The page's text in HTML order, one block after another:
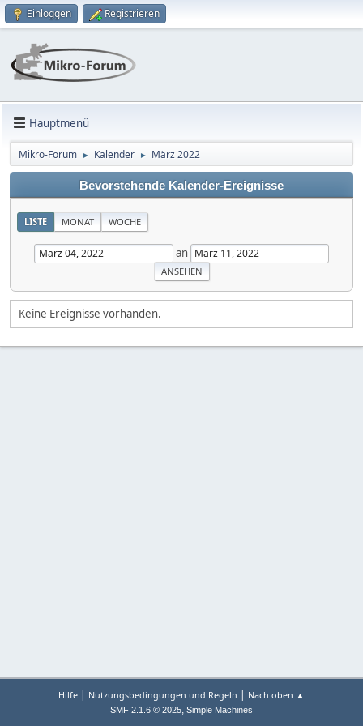
Einloggen Registrieren
Hauptmenü
Mikro-Forum ► Kalender ► März 2022
Bevorstehende Kalender-Ereignisse
LISTE MONAT WOCHE
an
Keine Ereignisse vorhanden.
Hilfe | Nutzungsbedingungen und Regeln | Nach oben ▲
SMF 2.1.6 © 2025, Simple Machines